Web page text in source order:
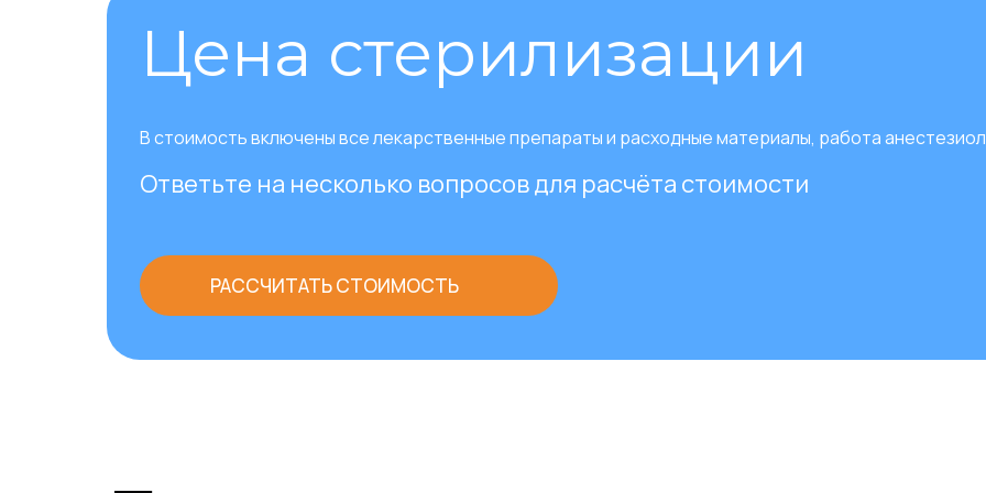
Цена стерилизации
В стоимость включены все лекарственные препараты и расходные материалы, работа
Ответьте на несколько вопросов для расчёта стоимости
РАССЧИТАТЬ СТОИМОСТЬ